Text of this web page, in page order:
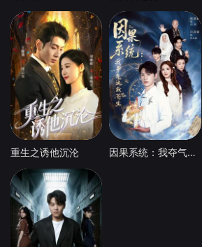
重生之诱他沉沦 因果系统：我夺气运救苍生